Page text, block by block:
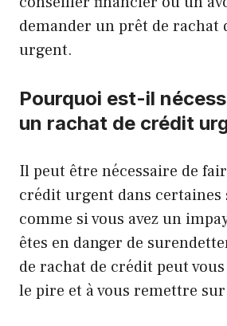
demander un prêt de rachat
urgent.
Pourquoi est-il
un rachat de crédit
Il peut être nécessaire de
crédit urgent dans certaines
comme si vous avez un
êtes en danger de
de rachat de crédit peut
le pire et à vous remettre